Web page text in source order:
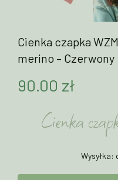
Cienka czapka
merino – Czerwony
90.00 zł
Cienka
Wysyłka: